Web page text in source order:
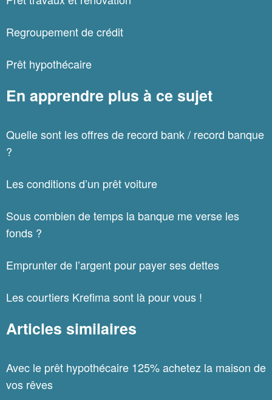
Regroupement de crédit
Prêt hypothécaire
En apprendre plus à ce sujet
Quelle sont les offres de record bank / record banque
?
Les conditions d’un prêt voiture
Sous combien de temps la banque me verse les
fonds ?
Emprunter de l’argent pour payer ses dettes
Les courtiers Krefima sont là pour vous !
Articles similaires
Avec le prêt hypothécaire 125% achetez la maison de
vos rêves